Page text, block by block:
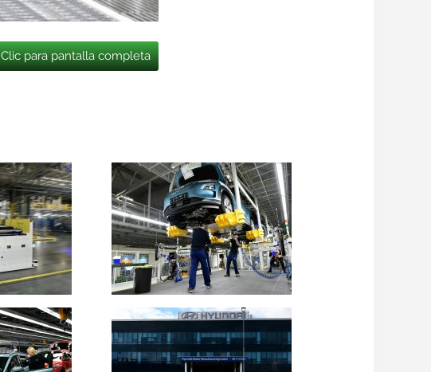
Clic para pantalla completa